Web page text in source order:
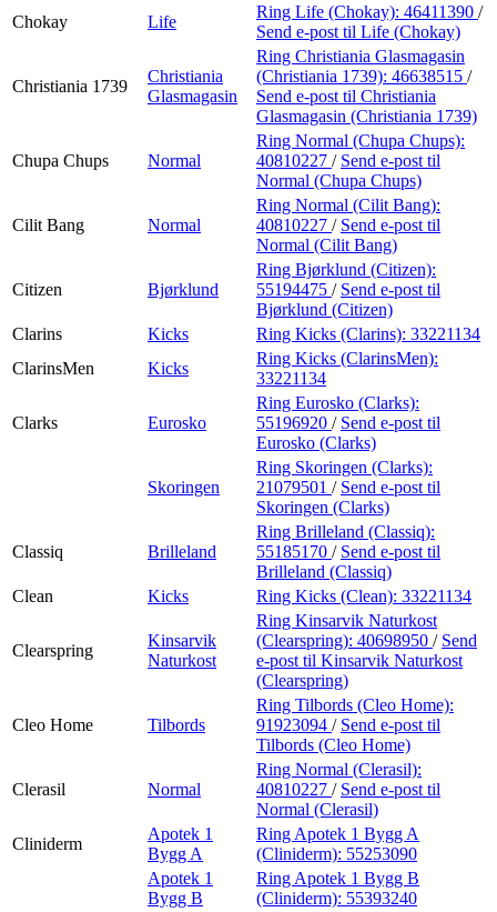
Chokay
Life
Ring Life (Chokay): 46411390 /
Send e-post til Life (Chokay)
Christiania 1739
Christiania
Glasmagasin
Ring Christiania Glasmagasin
(Christiania 1739): 46638515 /
Send e-post til Christiania
Glasmagasin (Christiania 1739)
Chupa Chups Normal
Ring Normal (Chupa Chups):
40810227 / Send e-post til
Normal (Chupa Chups)
Cilit Bang Normal
Ring Normal (Cilit Bang):
40810227 / Send e-post til
Normal (Cilit Bang)
Citizen Bjørklund
Ring Bjørklund (Citizen):
55194475 / Send e-post til
Bjørklund (Citizen)
Clarins
Kicks Ring Kicks (Clarins): 33221134
ClarinsMen
Kicks
Ring Kicks (ClarinsMen):
33221134
Clarks Eurosko
Ring Eurosko (Clarks):
55196920 / Send e-post til
Eurosko (Clarks)
Skoringen
Ring Skoringen (Clarks):
21079501 / Send e-post til
Skoringen (Clarks)
Classiq Brilleland
Ring Brilleland (Classiq):
55185170 / Send e-post til
Brilleland (Classiq)
Clean
Kicks Ring Kicks (Clean): 33221134
Clearspring
Kinsarvik
Naturkost
Ring Kinsarvik Naturkost
(Clearspring): 40698950 / Send
e-post til Kinsarvik Naturkost
(Clearspring)
Cleo Home Tilbords
Ring Tilbords (Cleo Home):
91923094 / Send e-post til
Tilbords (Cleo Home)
Clerasil Normal
Ring Normal (Clerasil):
40810227 / Send e-post til
Normal (Clerasil)
Cliniderm
Apotek 1
Bygg A
Ring Apotek 1 Bygg A
(Cliniderm): 55253090
Apotek 1
Bygg B
Ring Apotek 1 Bygg B
(Cliniderm): 55393240